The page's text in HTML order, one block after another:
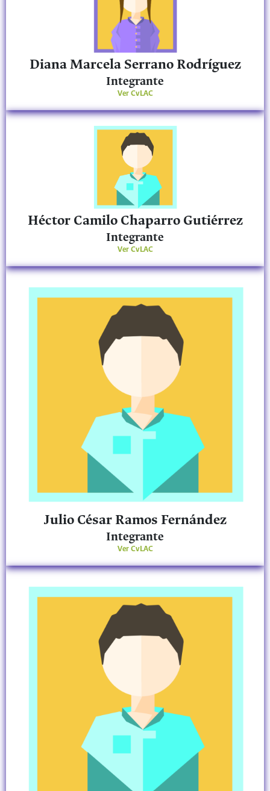
Diana Marcela Serrano Rodríguez
Integrante
Ver CvLAC
Héctor Camilo Chaparro Gutiérrez
Integrante
Ver CvLAC
Julio César Ramos Fernández
Integrante
Ver CvLAC